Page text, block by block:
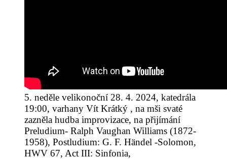
5. neděle velikonoční 28. 4. 2024, katedrála
19:00, varhany Vít Krátký , na mši svaté
zazněla hudba improvizace, na přijímání
Preludium- Ralph Vaughan Williams (1872-
1958), Postludium: G. F. Händel -Solomon,
HWV 67, Act III: Sinfonia,